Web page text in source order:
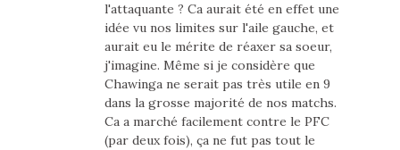
l'attaquante ? Ca aurait été en effet une
idée vu nos limites sur l'aile gauche, et
aurait eu le mérite de réaxer sa soeur,
j'imagine. Même si je considère que
Chawinga ne serait pas très utile en 9
dans la grosse majorité de nos matchs.
Ca a marché facilement contre le PFC
(par deux fois), ça ne fut pas tout le